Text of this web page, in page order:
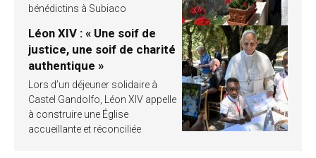
bénédictins à Subiaco
Léon XIV : « Une soif de
justice, une soif de charité
authentique »
Lors d’un déjeuner solidaire à
Castel Gandolfo, Léon XIV appelle
à construire une Église
accueillante et réconciliée